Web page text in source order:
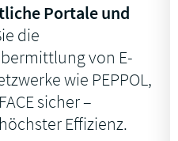
Portale und
die
von E-
wie PEPPOL,
sicher –
Effizienz.